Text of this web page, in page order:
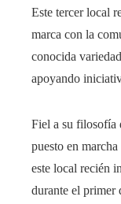
Este tercer local
marca con la
conocida
apoyando
Fiel a su filosofía
puesto en
este local recién
durante el primer